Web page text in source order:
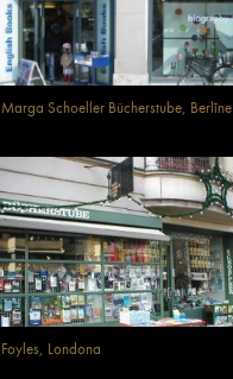
Marga Schoeller Bücherstube, Berlīne
Foyles, Londona